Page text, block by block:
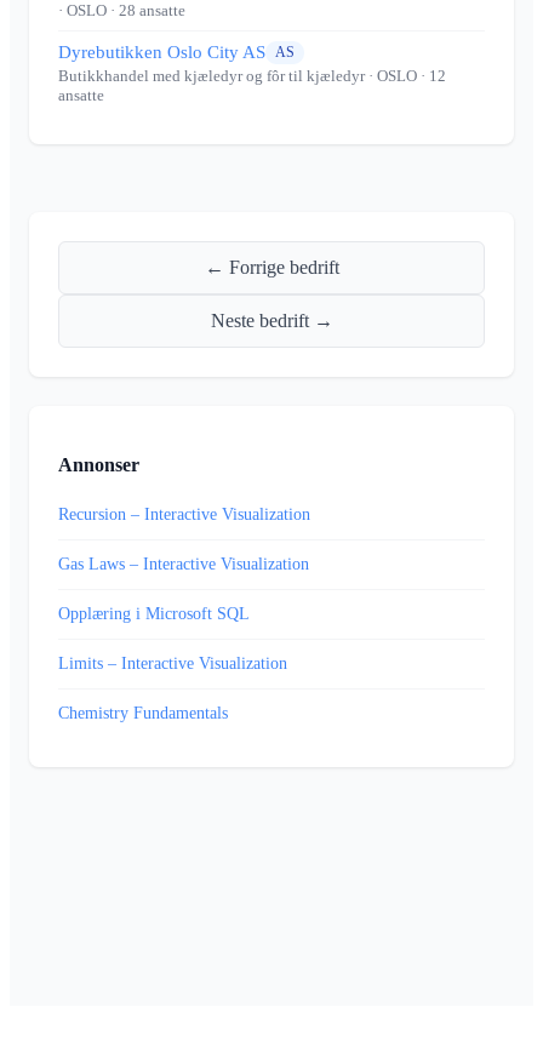
· OSLO · 28 ansatte
Dyrebutikken Oslo City AS AS
Butikkhandel med kjæledyr og fôr til kjæledyr· OSLO · 12
ansatte
← Forrige bedrift
Neste bedrift →
Annonser
Recursion – Interactive Visualization
Gas Laws – Interactive Visualization
Opplæring i Microsoft SQL
Limits – Interactive Visualization
Chemistry Fundamentals